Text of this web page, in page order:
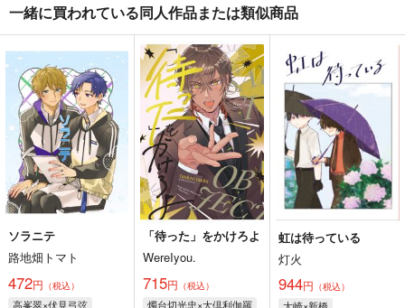
一緒に買われている同人作品または類似商品
ソラニテ
路地畑トマト
472円 （税込）
高峯翠×伏見弓弦
「待った」をかけろよ
WereIyou.
715円 （税込）
燭台切光忠×大倶利伽羅
虹は待っている
灯火
944円 （税込）